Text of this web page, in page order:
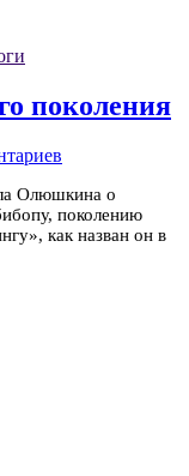
поколения
Олюшкина о
поколению
как назван он в